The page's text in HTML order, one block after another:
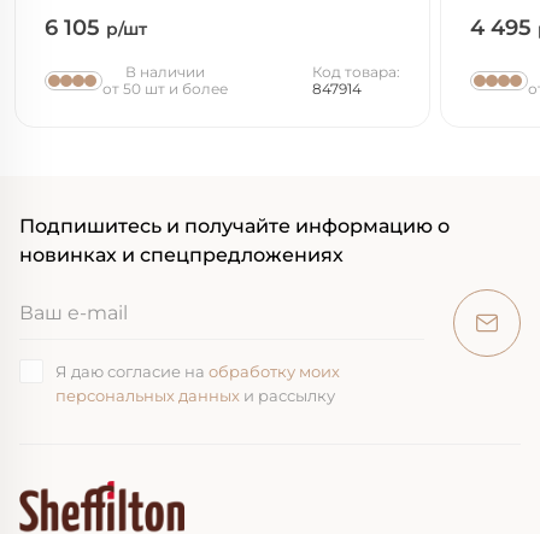
6 105 р/шт
В наличии
от 50 шт и более
Код товара:
847914
4 495
Подпишитесь и получайте информацию о
новинках и спецпредложениях
Я даю согласие на обработку моих
персональных данных и рассылку